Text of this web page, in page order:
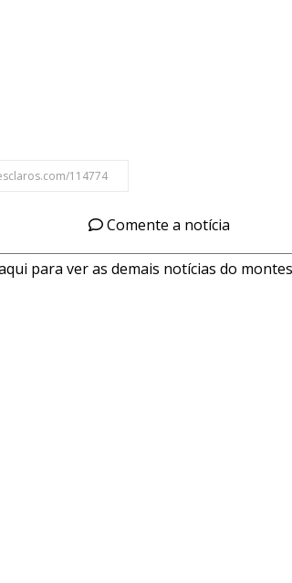
Comente a notícia
para ver as demais notícias do